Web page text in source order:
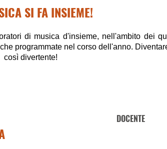
SI FA INSIEME!
di musica d'insieme, nell'ambito dei
programmate nel corso dell'anno.
così divertente!
DOCENTE